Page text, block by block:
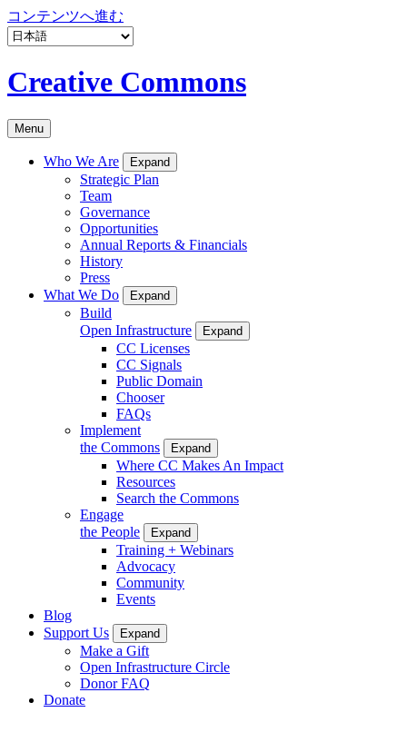
コンテンツへ進む
Creative Commons
Menu
Who We Are Expand
Strategic Plan
Team
Governance
Opportunities
Annual Reports & Financials
History
Press
What We Do
Expand
Build
Open Infrastructure
Expand
CC Licenses
CC Signals
Public Domain
Chooser
FAQs
Implement
the Commons
Expand
Where CC Makes An Impact
Resources
Search the Commons
Engage
the People
Expand
Training + Webinars
Advocacy
Community
Events
Blog
Support Us
Expand
Make a Gift
Open Infrastructure Circle
Donor FAQ
Donate